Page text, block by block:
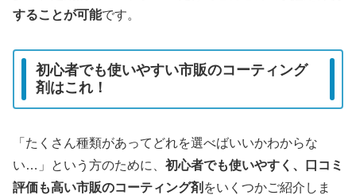
することが可能です。
初心者でも使いやすい市販のコーティング
剤はこれ！
「たくさん種類があってどれを選べばいいかわからな
い…」という方のために、 初心者でも使いやすく、口コミ
評価も高い市販のコーティング剤 をいくつかご紹介しま